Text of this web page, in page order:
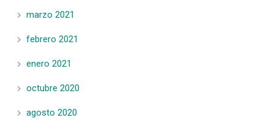
marzo 2021
febrero 2021
enero 2021
octubre 2020
agosto 2020